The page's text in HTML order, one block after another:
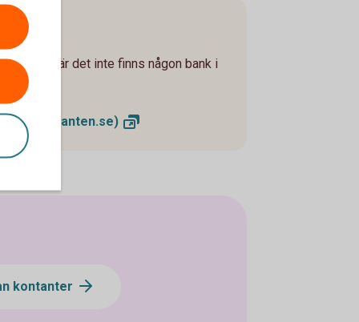
- ofta där det inte finns någon bank i
(kontanten.se)
kontanter